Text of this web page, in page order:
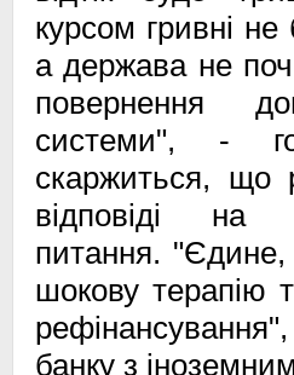
курсом гривні не
а держава не
повернення
системи", -
скаржиться, що
відповіді на
питання.
шокову терапію
банку з